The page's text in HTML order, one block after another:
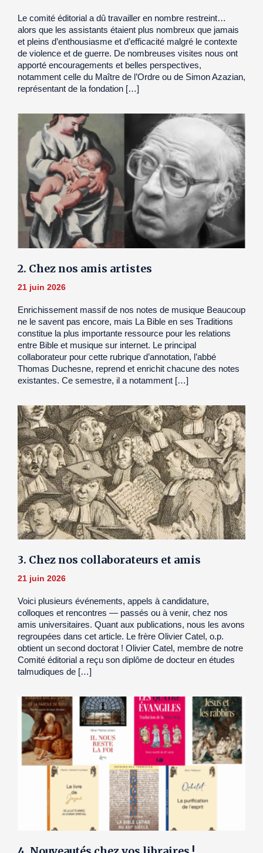
Le comité éditorial a dû travailler en nombre restreint…
alors que les assistants étaient plus nombreux que jamais
et pleins d’enthousiasme et d’efficacité malgré le contexte
de violence et de guerre. De nombreuses visites nous ont
apporté encouragements et belles perspectives,
notamment celle du Maître de l’Ordre ou de Simon Azazian,
représentant de la fondation […]
2. Chez nos amis artistes
21 juin 2026
Enrichissement massif de nos notes de musique Beaucoup
ne le savent pas encore, mais La Bible en ses Traditions
constitue la plus importante ressource pour les relations
entre Bible et musique sur internet. Le principal
collaborateur pour cette rubrique d’annotation, l’abbé
Thomas Duchesne, reprend et enrichit chacune des notes
existantes. Ce semestre, il a notamment […]
3. Chez nos collaborateurs et amis
21 juin 2026
Voici plusieurs événements, appels à candidature,
colloques et rencontres — passés ou à venir, chez nos
amis universitaires. Quant aux publications, nous les avons
regroupées dans cet article. Le frère Olivier Catel, o.p.
obtient un second doctorat ! Olivier Catel, membre de notre
Comité éditorial a reçu son diplôme de docteur en études
talmudiques de […]